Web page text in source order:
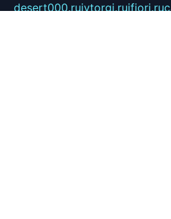
desert000.ruivtorgi.ruifiori.ru